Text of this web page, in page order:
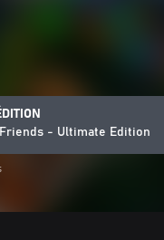
- Ultimate Edition